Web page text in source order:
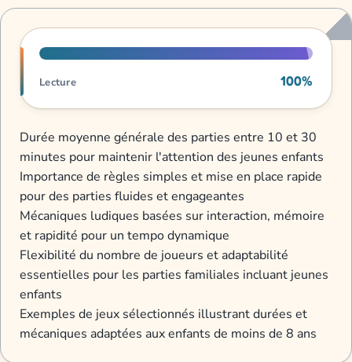
Progression de lecture
Lecture 100%
Durée moyenne générale des parties entre 10 et 30
minutes pour maintenir l'attention des jeunes enfants
Importance de règles simples et mise en place rapide
pour des parties fluides et engageantes
Mécaniques ludiques basées sur interaction, mémoire
et rapidité pour un tempo dynamique
Flexibilité du nombre de joueurs et adaptabilité
essentielles pour les parties familiales incluant jeunes
enfants
Exemples de jeux sélectionnés illustrant durées et
mécaniques adaptées aux enfants de moins de 8 ans